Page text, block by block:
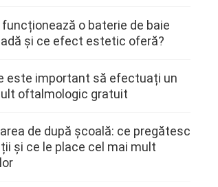
funcționează o baterie de baie
și ce efect estetic oferă?
este important să efectuați un
oftalmologic gratuit
de după școală: ce pregătesc
și ce le place cel mai mult